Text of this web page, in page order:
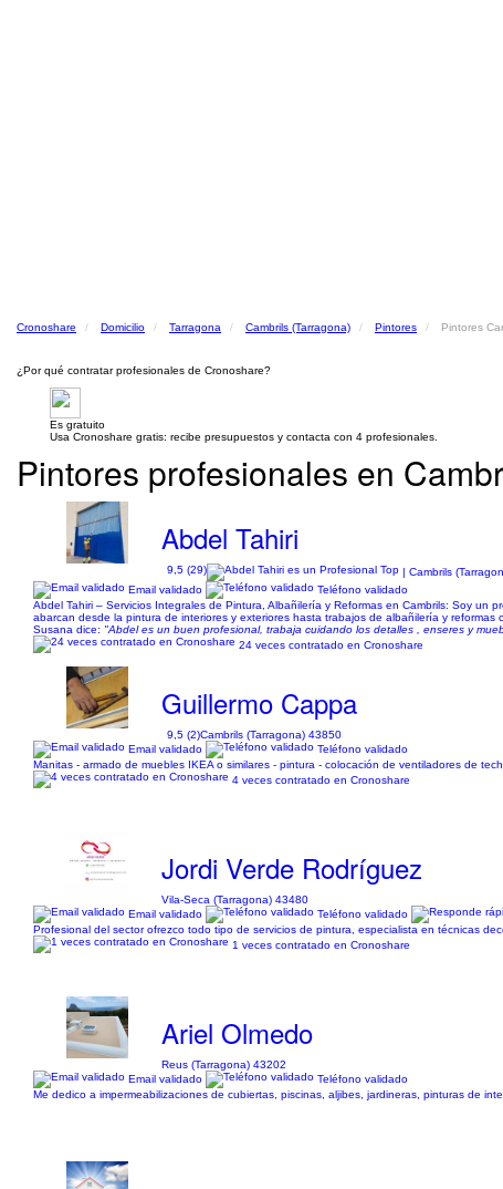
Cronoshare Domicilio Tarragona Cambrils (Tarragona) Pintores Pintores
¿Por qué contratar profesionales de Cronoshare?
Es gratuito
Usa Cronoshare gratis: recibe presupuestos y contacta con 4 profesionales.
Pintores profesionales en
Abdel Tahiri
9,5 (29)
| Cambrils
Email validado
Teléfono validado
Abdel Tahiri – Servicios Integrales de Pintura, Albañilería y Reformas en Cambrils: Soy
abarcan desde la pintura de interiores y exteriores hasta trabajos de albañilería y
Susana dice: "Abdel es un buen profesional, trabaja cuidando los detalles , enseres y
24 veces contratado en Cronoshare
Guillermo Cappa
9,5 (2)Cambrils (Tarragona) 43850
Email validado
Teléfono validado
Manitas - armado de muebles IKEA o similares - pintura - colocación de ventiladores de
4 veces contratado en Cronoshare
Jordi Verde Rodríguez
Vila-Seca (Tarragona) 43480
Email validado
Teléfono validado
Profesional del sector ofrezco todo tipo de servicios de pintura, especialista en técnicas
1 veces contratado en Cronoshare
Ariel Olmedo
Reus (Tarragona) 43202
Email validado
Teléfono validado
Me dedico a impermeabilizaciones de cubiertas, piscinas, aljibes, jardineras, pinturas de